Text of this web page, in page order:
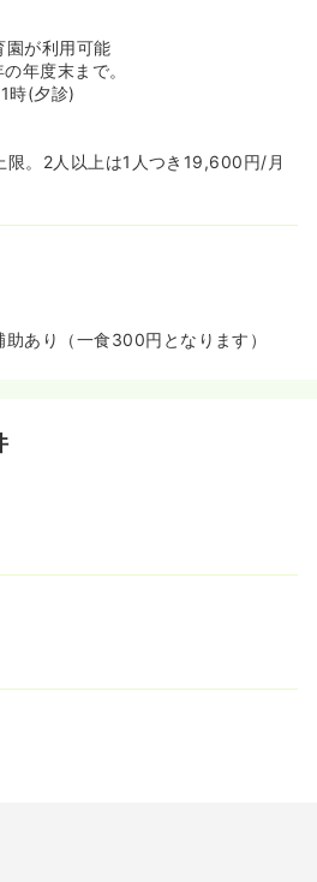
園が利用可能
年度末まで。
時(夕診)
。2人以上は1人つき19,600円/月
あり（一食300円となります）